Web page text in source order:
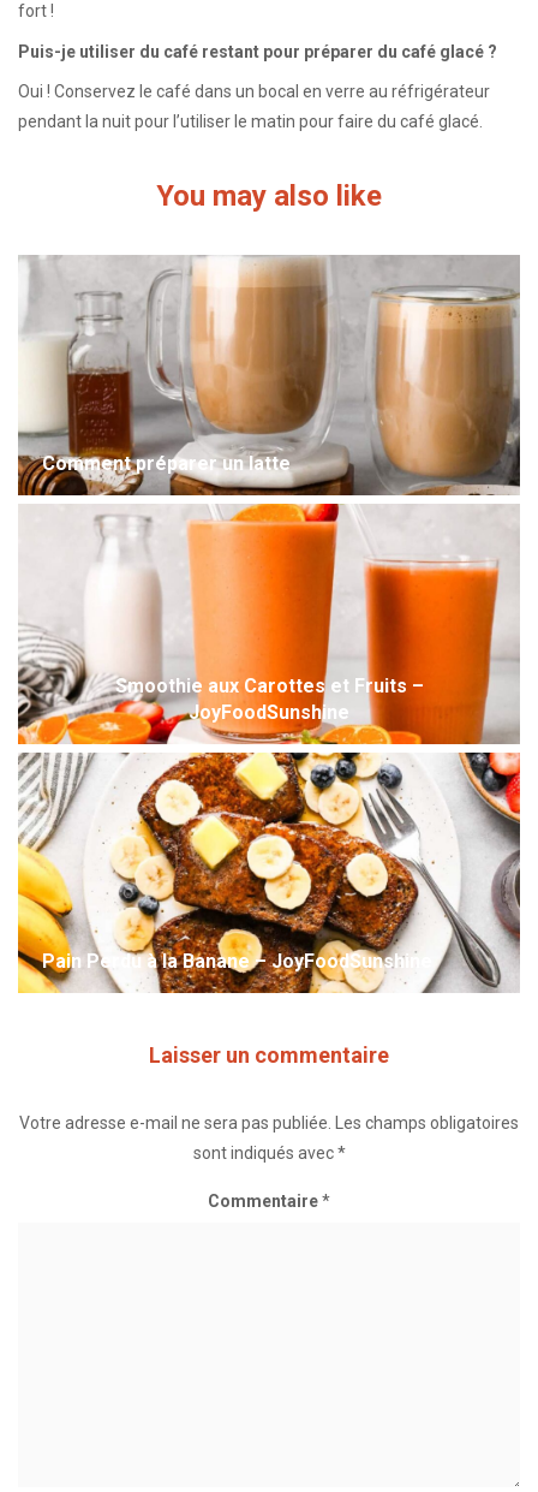
fort !
Puis-je utiliser du café restant pour préparer du café glacé ?
Oui ! Conservez le café dans un bocal en verre au réfrigérateur
pendant la nuit pour l’utiliser le matin pour faire du café glacé.
You may also like
Comment préparer un latte
Smoothie aux Carottes et Fruits –
JoyFoodSunshine
Pain Perdu à la Banane – JoyFoodSunshine
Laisser un commentaire
Votre adresse e-mail ne sera pas publiée. Les champs obligatoires
sont indiqués avec*
Commentaire*